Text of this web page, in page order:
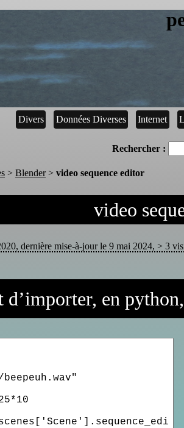
Divers Données Diverses Internet
Rechercher :
> Blender> video sequence editor
video
dernière mise-à-jour le 9 mai 2024, > 3
d’importer, en